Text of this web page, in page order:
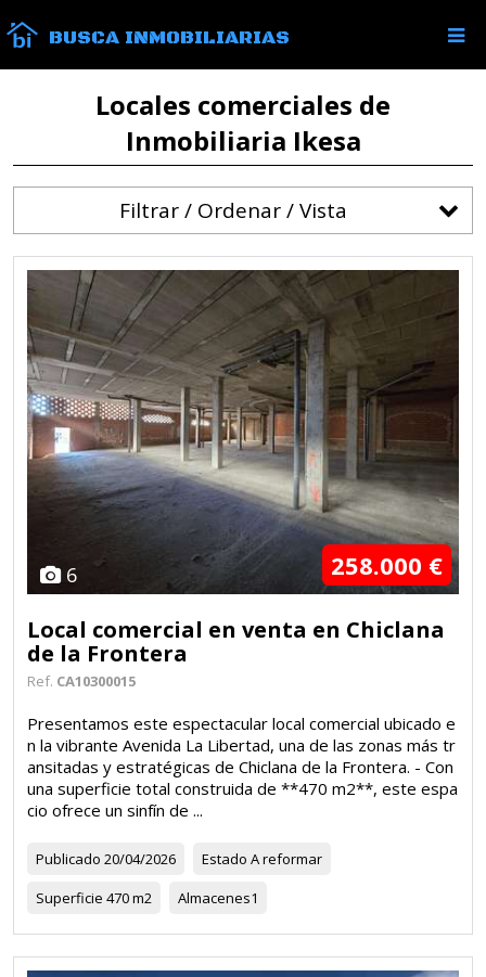
BUSCA INMOBILIARIAS
Locales comerciales de
Inmobiliaria Ikesa
Filtrar / Ordenar / Vista
6 258.000 €
Local comercial en venta en Chiclana
de la Frontera
Ref. CA10300015
Presentamos este espectacular local comercial ubicado e
n la vibrante Avenida La Libertad, una de las zonas más tr
ansitadas y estratégicas de Chiclana de la Frontera. -️ Con
una superficie total construida de **470 m2**, este espa
cio ofrece un sinfín de ...
Publicado 20/04/2026 Estado A reformar
Superficie 470 m2 Almacenes1